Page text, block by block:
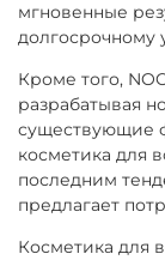
мгновенные
долгосрочному
Кроме того,
разрабатывая
существующие
косметика для
последним
предлагает
Косметика для